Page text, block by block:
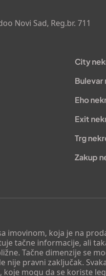
imovinom, koja je na
tačne informacije, ali
Tačne dimenzije se
nije pravni zaključak.
mogu da se koriste
Novi Sad, Reg.br. 711
City
Bulevar
Eho
Exit
Trg
Zakup